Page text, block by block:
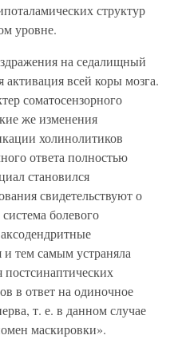
структур
уровне.
на седалищный
активация всей коры мозга.
соматосензорного
же изменения
холинолитиков
ответа полностью
становился
свидетельствуют о
болевого
и тем самым устраняла
в ответ на одиночное
т. е. в данном случае
маскировки».